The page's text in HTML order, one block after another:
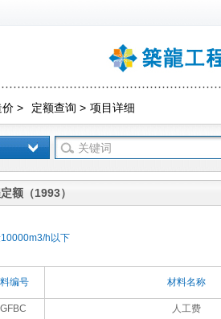
价 > 定额查询 > 项目详细
额（1993）
h以下
编号 材料名称
人工费